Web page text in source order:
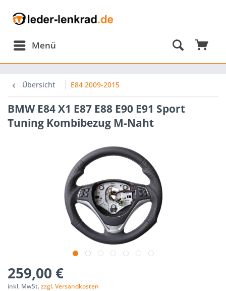
Menü
Übersicht E84 2009-2015
Session/PdoSessionHandler.php:584
Session/PdoSessionHandler.php(584):
Session/PdoSessionHandler.php
BMW E84 X1 E87 E88 E90 E91 Sport
Tuning Kombibezug M-Naht
259,00 €
inkl. MwSt.zzgl. Versandkosten